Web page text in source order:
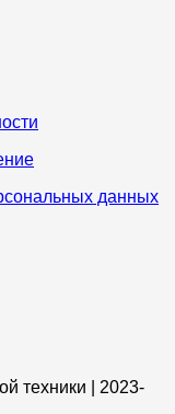
данных
техники | 2023-